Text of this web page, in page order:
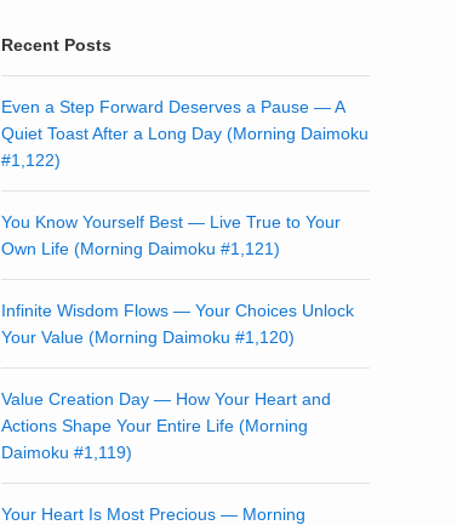
Recent Posts
Even a Step Forward Deserves a Pause — A
Quiet Toast After a Long Day (Morning Daimoku
#1,122)
You Know Yourself Best — Live True to Your
Own Life (Morning Daimoku #1,121)
Infinite Wisdom Flows — Your Choices Unlock
Your Value (Morning Daimoku #1,120)
Value Creation Day — How Your Heart and
Actions Shape Your Entire Life (Morning
Daimoku #1,119)
Your Heart Is Most Precious — Morning